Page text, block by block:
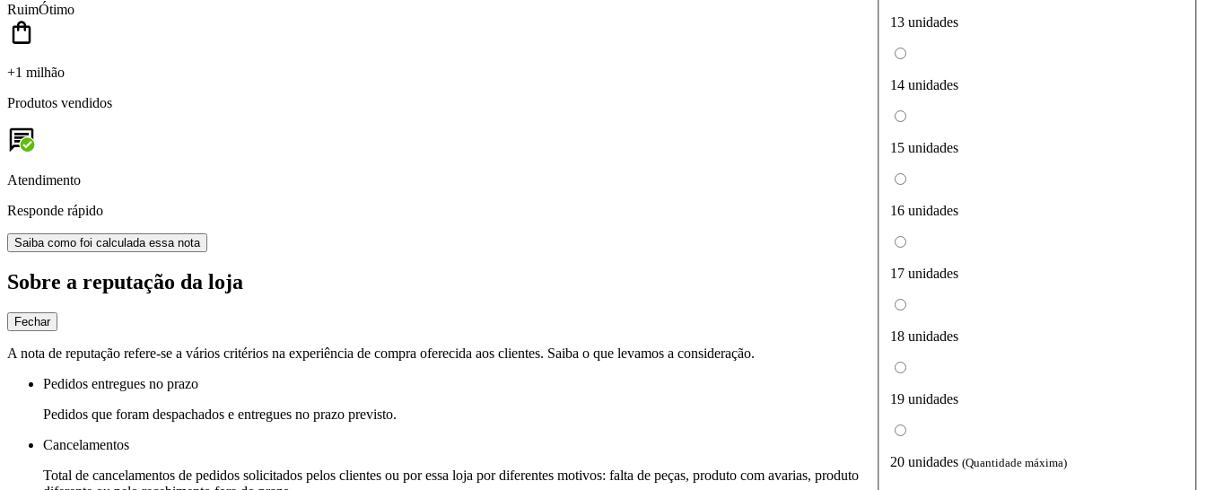
RuimÓtimo
+1 milhão
Produtos vendidos
Atendimento
Responde rápido
Saiba como foi calculada essa nota
Sobre a reputação da loja
Fechar
A nota de reputação refere-se a vários critérios na experiência de compra oferecida aos clientes. Saiba o que levamos a consideração.
Pedidos entregues no prazo
Pedidos que foram despachados e entregues no prazo previsto.
Cancelamentos
Total de cancelamentos de pedidos solicitados pelos clientes ou por essa loja por diferentes motivos: falta de peças, produto com avarias, produto
13 unidades
14 unidades
15 unidades
16 unidades
17 unidades
18 unidades
19 unidades
20 unidades (Quantidade máxima)